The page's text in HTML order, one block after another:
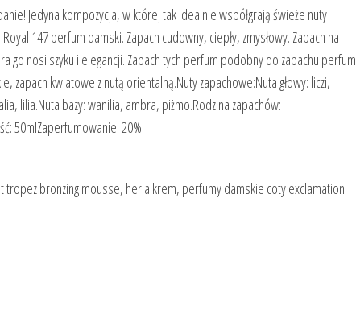
Jedyna kompozycja, w której tak idealnie współgrają świeże nuty
147 perfum damski. Zapach cudowny, ciepły, zmysłowy. Zapach na
go nosi szyku i elegancji. Zapach tych perfum podobny do zapachu perfum
zapach kwiatowe z nutą orientalną.Nuty zapachowe:Nuta głowy: liczi,
lilia.Nuta bazy: wanilia, ambra, piżmo.Rodzina zapachów:
50mlZaperfumowanie: 20%
tropez bronzing mousse, herla krem, perfumy damskie coty exclamation